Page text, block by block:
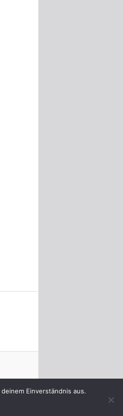
Einverständnis aus.